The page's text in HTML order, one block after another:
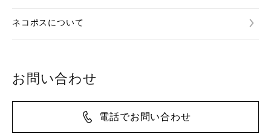
ネコポスについて
お問い合わせ
電話でお問い合わせ